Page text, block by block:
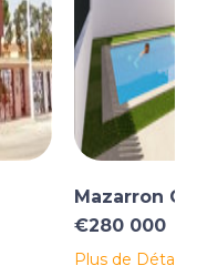
Mazarron
€280 000
Plus de Détails